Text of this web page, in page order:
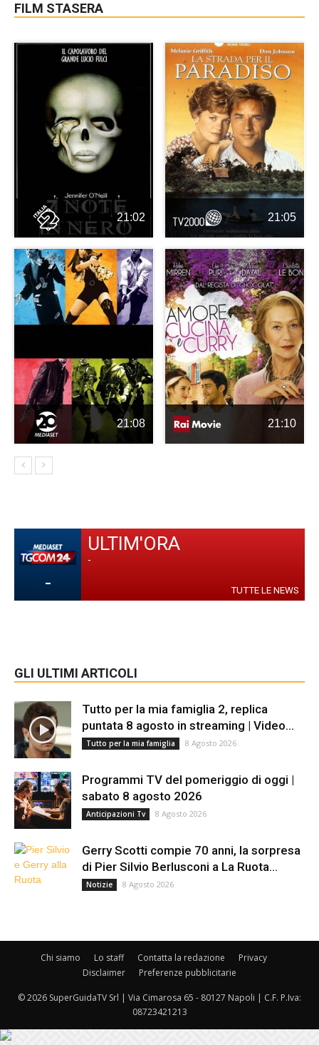
FILM STASERA
21:02 21:05
21:08 21:10
-
ULTIM'ORA
-
TUTTE LE NEWS
GLI ULTIMI ARTICOLI
Tutto per la mia famiglia 2, replica
puntata 8 agosto in streaming | Video...
Tutto per la mia famiglia 8 Agosto 2026
Programmi TV del pomeriggio di oggi |
sabato 8 agosto 2026
Anticipazioni Tv 8 Agosto 2026
Gerry Scotti compie 70 anni, la sorpresa
di Pier Silvio Berlusconi a La Ruota...
Notizie 8 Agosto 2026
Chi siamo Lo staff Contatta la redazione
Privacy
Disclaimer
Preferenze pubblicitarie
© 2026 SuperGuidaTV Srl | Via Cimarosa 65 - 80127 Napoli | C.F. P.Iva:
08723421213